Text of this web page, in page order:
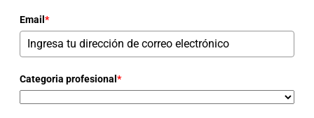
Email *
Categoria profesional *